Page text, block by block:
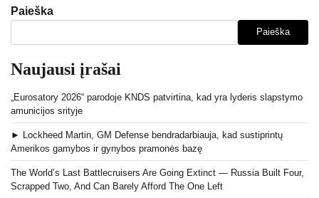
Paieška
Paieška
Naujausi įrašai
„Eurosatory 2026“ parodoje KNDS patvirtina, kad yra lyderis slapstymo
amunicijos srityje
► Lockheed Martin, GM Defense bendradarbiauja, kad sustiprintų
Amerikos gamybos ir gynybos pramonės bazę
The World’s Last Battlecruisers Are Going Extinct — Russia Built Four,
Scrapped Two, And Can Barely Afford The One Left